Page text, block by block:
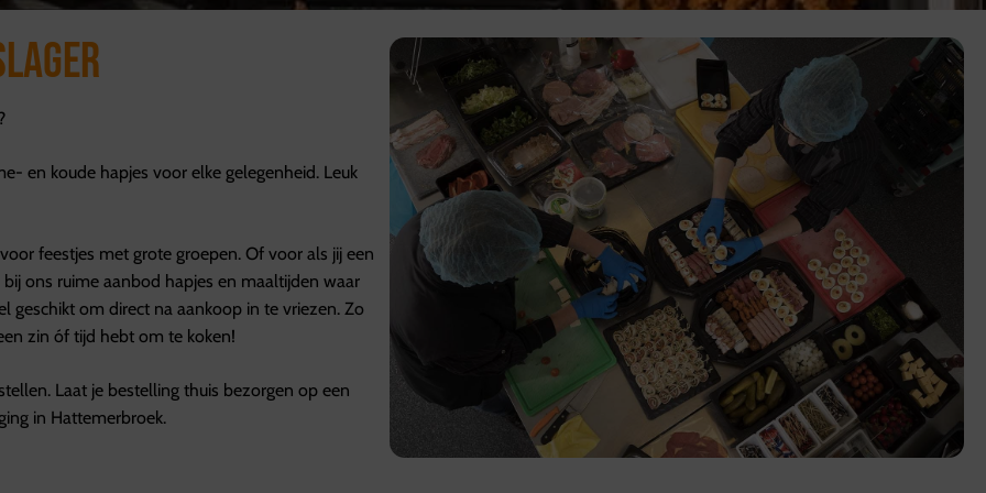
en koude hapjes voor elke gelegenheid. Leuk
feestjes met grote groepen. Of voor als jij een
ons ruime aanbod hapjes en maaltijden waar
om direct na aankoop in te vriezen. Zo
zin óf tijd hebt om te koken!
Laat je bestelling thuis bezorgen op een
in Hattemerbroek.